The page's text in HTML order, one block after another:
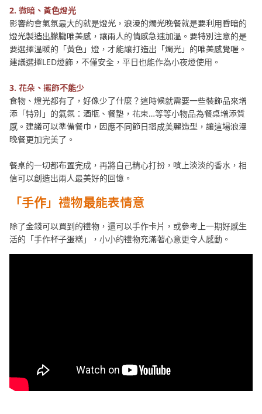
2. 微暗、黃色燈光
影響約會氣氛最大的就是燈光，浪漫的燭光晚餐就是要利用昏暗的
燈光製造出朦朧唯美感，讓兩人的情感急速加溫。要特別注意的是
要選擇溫暖的「黃色」燈，才能讓打造出「燭光」的唯美感覺喔。
建議選擇LED燈飾，不僅安全，平日也能作為小夜燈使用。
3. 花朵、擺飾不能少
食物、燈光都有了，好像少了什麼？這時候就需要一些裝飾品來增
添「特別」的氣氛：酒瓶、餐墊，花束…等等小物品為餐桌增添質
感。建議可以準備餐巾，因應不同節日摺成美麗造型，讓這場浪漫
晚餐更加完美了。
餐桌的一切都布置完成，再將自己精心打扮，噴上淡淡的香水，相
信可以創造出兩人最美好的回憶。
「手作」禮物最能表情意
除了金錢可以買到的禮物，還可以手作卡片，或參考上一期好感生
活的「手作杯子蛋糕」，小小的禮物充滿著心意更令人感動。